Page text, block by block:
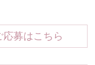
募はこちら